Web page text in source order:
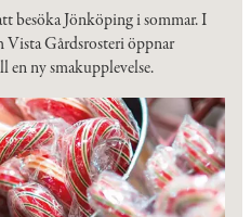
besöka Jönköping i sommar. I
Vista Gårdsrosteri öppnar
en ny smakupplevelse.